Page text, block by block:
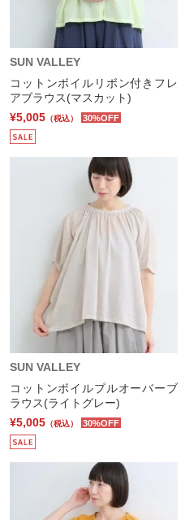
SUN VALLEY
コットンボイルリボン付きフレ
アブラウス(マスカット)
¥5,005 （税込） 30%OFF
SUN VALLEY
コットンボイルプルオーバーブ
ラウス(ライトグレー)
¥5,005 （税込） 30%OFF